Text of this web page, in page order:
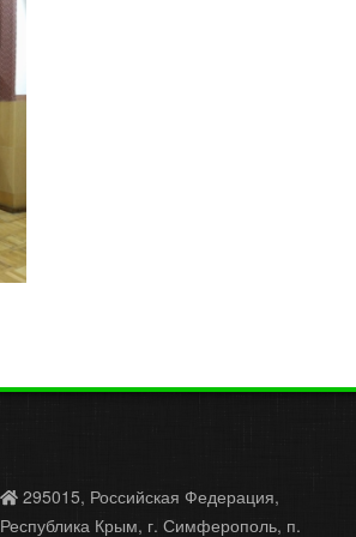
295015, Российская Федерация,
Республика Крым, г. Симферополь, п.